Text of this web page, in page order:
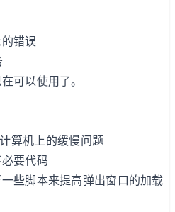
错误
可以使用了。
算机上的缓慢问题
要代码
些脚本来提高弹出窗口的加载